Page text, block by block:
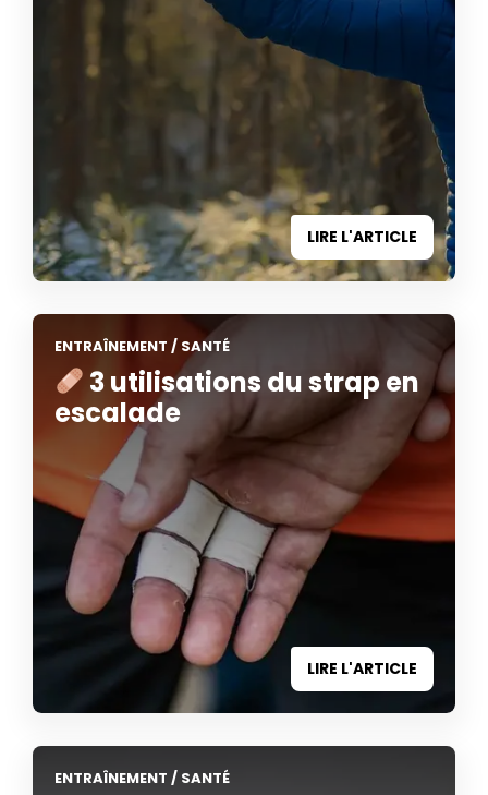
LIRE L'ARTICLE
ENTRAÎNEMENT / SANTÉ
3 utilisations du strap en
escalade
LIRE L'ARTICLE
ENTRAÎNEMENT / SANTÉ